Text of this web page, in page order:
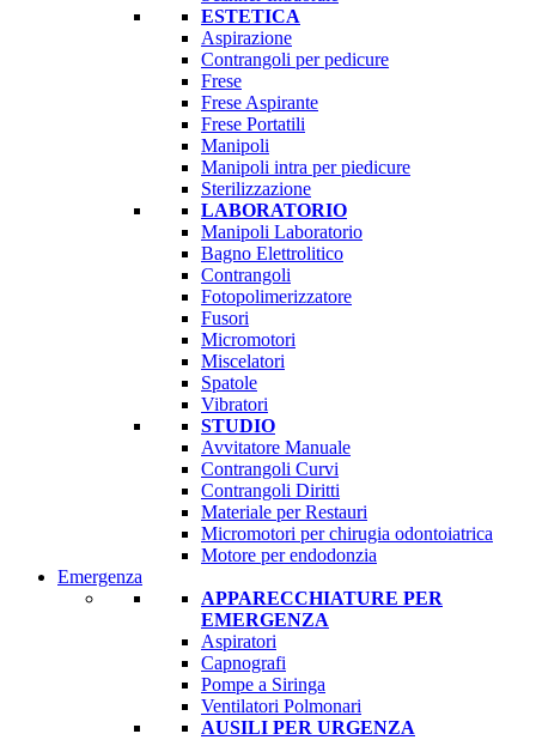
ESTETICA
Aspirazione
Contrangoli per pedicure
Frese
Frese Aspirante
Frese Portatili
Manipoli
Manipoli intra per piedicure
Sterilizzazione
LABORATORIO
Manipoli Laboratorio
Bagno Elettrolitico
Contrangoli
Fotopolimerizzatore
Fusori
Micromotori
Miscelatori
Spatole
Vibratori
STUDIO
Avvitatore Manuale
Contrangoli Curvi
Contrangoli Diritti
Materiale per Restauri
Micromotori per chirugia odontoiatrica
Motore per endodonzia
Emergenza
APPARECCHIATURE PER
EMERGENZA
Aspiratori
Capnografi
Pompe a Siringa
Ventilatori Polmonari
AUSILI PER URGENZA